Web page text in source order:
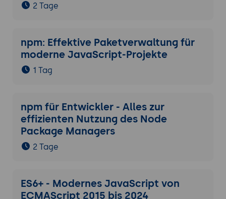
2 Tage
npm: Effektive Paketverwaltung für
moderne JavaScript-Projekte
1 Tag
npm für Entwickler - Alles zur
effizienten Nutzung des Node
Package Managers
2 Tage
ES6+ - Modernes JavaScript von
ECMAScript 2015 bis 2024